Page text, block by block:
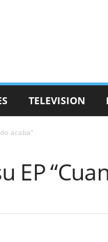
TELEVISION
acaba”
EP